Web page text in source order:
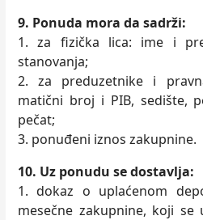
9. Ponuda mora da sadrži:
1. za fizička lica: ime i
stanovanja;
2. za preduzetnike i
matični broj i PIB, sedište,
pečat;
3. ponuđeni iznos zakupnine.
10. Uz ponudu se dostavlјa:
1. dokaz o uplaćenom
mesečne zakupnine, koji